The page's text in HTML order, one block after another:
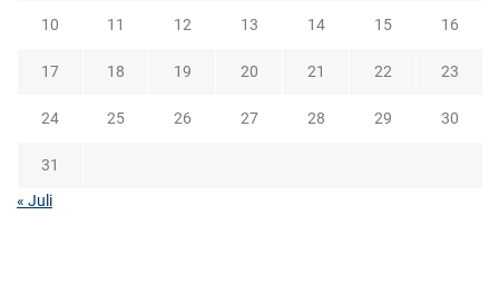
10 11 12 13 14 15 16
17 18 19 20 21 22 23
24 25 26 27 28 29 30
31
« Juli